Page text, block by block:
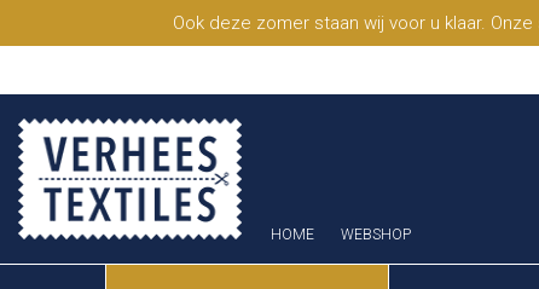
Ook deze zomer staan wij voor u klaar.
HOME WEBSHOP